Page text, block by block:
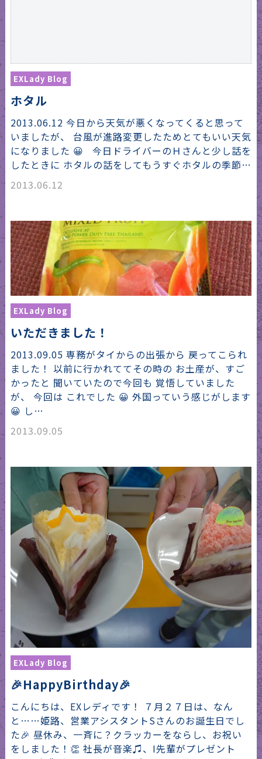
EXLady Blog
ホタル
2013.06.12 今日から天気が悪くなってくると思って
いましたが、 台風が進路変更したためとてもいい天気
になりました 😀 今日ドライバーのＨさんと少し話を
したときに ホタルの話をしてもうすぐホタルの季節…
2013.06.12
EXLady Blog
いただきました！
2013.09.05 専務がタイからの出張から 戻ってこられ
ました！ 以前に行かれててその時の お土産が、すご
かったと 聞いていたので今回も 覚悟していました
が、 今回は これでした 😀 外国っていう感じがします
😀 し…
2013.09.05
EXLady Blog
🎉HappyBirthday🎉
こんにちは、EXレディです！ ７月２７日は、なん
と……姫路、営業アシスタントSさんのお誕生日でし
た🎉 昼休み、一斉に？クラッカーをならし、お祝い
をしました！👏 社長が音楽♫、I先輩がプレゼント